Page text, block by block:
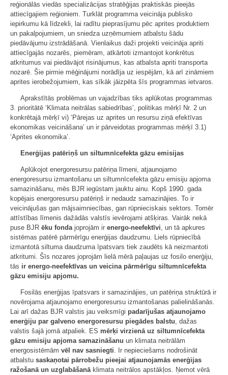
reģionālās viedās specializācijas stratēģijas praktiskās pieejās
attiecīgajiem reģioniem. Turklāt programma veicināja publisko
iepirkumu kā līdzekli, lai radītu pieprasījumu pēc aprites produktiem
un pakalpojumiem, un sniedza uzņēmumiem atbalstu šādu
piedāvājumu izstrādāšanā. Vienlaikus daži projekti veicināja apriti
attiecīgajās nozarēs, piemēram, atkārtoti izmantojot konkrētus
atkritumus vai piedāvājot risinājumus, kas atbalsta apriti transporta
nozarē. Šie pirmie mēģinājumi norādīja uz iespējām, kā arī zināmiem
aprites ierobežojumiem, kas sīkāk jāizpēta šīs programmas ietvaros.
Aprakstītās problēmas un vajadzības tiks aplūkotas programmas
3. prioritātē ‘Klimata neitrālas sabiedrības’, politikas mērķī Nr. 2 un
konkrētajā mērķī vi) ‘Pārejas uz aprites un resursu ziņā efektīvas
ekonomikas veicināšana’ un ir pārveidotas programmas mērķī 3.1)
‘Aprites ekonomika’.
Enerģijas patēriņš un siltumnīcefekta gāzu emisijas
Aplūkojot energoresursu patēriņa līmeni, atjaunojamo
energoresursu izmantošanu un siltumnīcefekta gāzu emisiju apjoma
samazināšanu, mēs BJR iegūstam jauktu ainu. Kopš 1990. gada
kopējais energoresursu patēriņš ir nedaudz samazinājies. To ir
veicinājušas gan mājsaimniecības, gan rūpnieciskais sektors. Tomēr
attīstības līmenis dažādās valstīs ievērojami atšķiras. Vairāk nekā
puse BJR ēku fondajoprojām ir energo-neefektīvi, un tā apkures
sistēmas patērē pārmērīgu enerģijas daudzumu. Liels rūpniecībā
izmantotā siltuma daudzuma īpatsvars tiek zaudēts kā neizmantoti
atkritumi. Šīs nozares joprojām lielā mērā paļaujas uz fosilo enerģiju,
tās ir energo-neefektīvas un veicina pārmērīgu siltumnīcefekta
gāzu emisiju apjomu.
Fosilās enerģijas īpatsvars ir samazinājies, un patēriņa struktūrā ir
novērojama atjaunojamo energoresursu izmantošanas palielināšanās.
Lai arī dažas BJR valstis jau veiksmīgi padarījušas atjaunojamo
enerģiju par galveno energoresursu piegādes balstu, dažas
valstis šajā jomā atpaliek. ES mērķi virzienā uz siltumnīcefekta
gāzu emisiju apjoma samazināšanu un klimata neitrālām
energosistēmām vēl nav sasniegti. Ir nepieciešams nodrošināt
atbalstu saskaņotai pārrobežu pieejai atjaunojamās enerģijas
ražošanā un uzglabāšanāklimata neitrālos apstākļos. Ņemot vērā